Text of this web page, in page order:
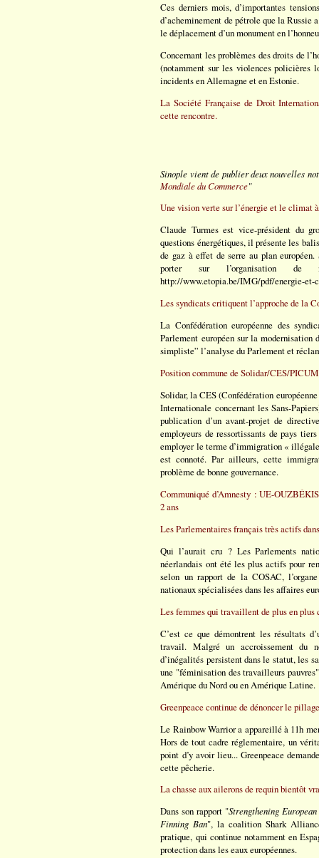
Ces derniers mois, d’importantes
d’acheminement de pétrole que la Russie
le déplacement d’un monument en
Concernant les problèmes des droits de
(notamment sur les violences policières
incidents en Allemagne et en Estonie.
La Société Française de Droit
cette rencontre.
Sinople vient de publier deux nouvelles
Mondiale du Commerce"
Une vision verte sur l’énergie et le climat
Claude Turmes est vice-président du
questions énergétiques, il présente les
de gaz à effet de serre au plan
porter sur l’organisation de
http://www.etopia.be/IMG/pdf/energie-et-
Les syndicats critiquent l’approche de la
La Confédération européenne des
Parlement européen sur la
simpliste” l’analyse du Parlement et
Position commune de Solidar/CES/
Solidar, la CES (Confédération
Internationale concernant les Sans-
publication d’un avant-projet de
employeurs de ressortissants de pays
employer le terme d’immigration «
est connoté. Par ailleurs, cette
problème de bonne gouvernance.
Communiqué d’Amnesty : UE-
2 ans
Les Parlementaires français très actifs
Qui l’aurait cru ? Les Parlements
néerlandais ont été les plus actifs pour
selon un rapport de la COSAC,
nationaux spécialisées dans les affaires
Les femmes qui travaillent de plus en plus
C’est ce que démontrent les résultats
travail. Malgré un accroissement du
d’inégalités persistent dans le statut, les
une "féminisation des travailleurs
Amérique du Nord ou en Amérique Latine.
Greenpeace continue de dénoncer le
Le Rainbow Warrior a appareillé à 11h
Hors de tout cadre réglementaire, un
point d’y avoir lieu... Greenpeace
cette pêcherie.
La chasse aux ailerons de requin bientôt
Dans son rapport "Strengthening
Finning Ban", la coalition Shark
pratique, qui continue notamment en
protection dans les eaux européennes.